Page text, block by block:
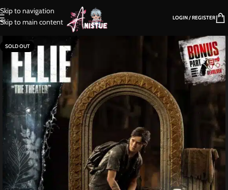
Skip to navigation
Skip to main content
LOGIN / REGISTER
SOLD OUT